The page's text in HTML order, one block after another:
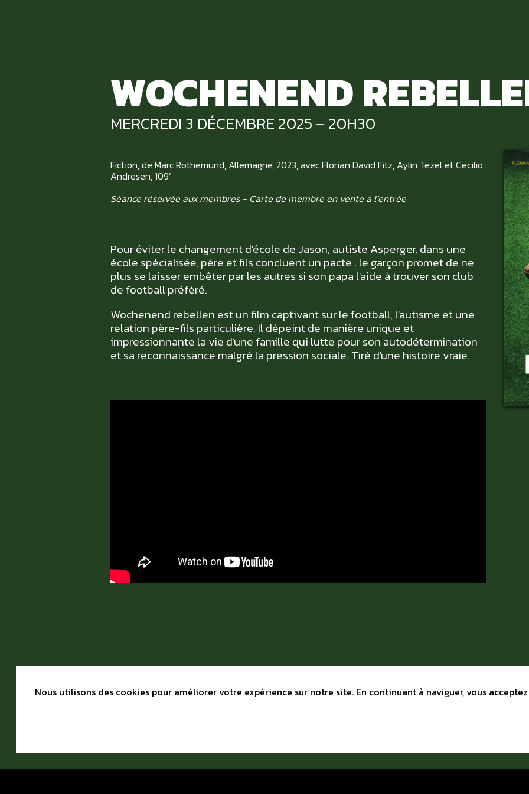
WOCHENEND
MERCREDI 3 DÉCEMBRE 2025 – 20H30
Fiction, de Marc Rothemund, Allemagne, 2023, avec Florian David Fitz, Aylin Tezel et Cecilio
Andresen, 109’
Séance réservée aux membres - Carte de membre en vente à l’entrée
Pour éviter le changement d'école de Jason, autiste Asperger, dans une
école spécialisée, père et fils concluent un pacte : le garçon promet de ne
plus se laisser embêter par les autres si son papa l'aide à trouver son club
de football préféré.
Wochenend rebellen est un film captivant sur le football, l'autisme et une
relation père-fils particulière. Il dépeint de manière unique et
impressionnante la vie d'une famille qui lutte pour son autodétermination
et sa reconnaissance malgré la pression sociale. Tiré d'une histoire vraie.
Nous utilisons des cookies pour améliorer votre expérience sur notre site. En continuant à naviguer, vous